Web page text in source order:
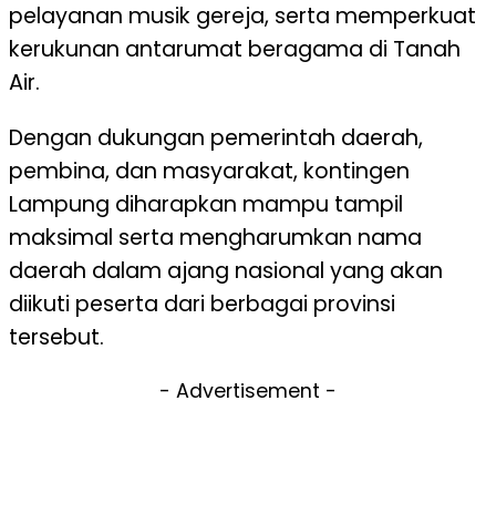
pelayanan musik gereja, serta memperkuat
kerukunan antarumat beragama di Tanah
Air.
Dengan dukungan pemerintah daerah,
pembina, dan masyarakat, kontingen
Lampung diharapkan mampu tampil
maksimal serta mengharumkan nama
daerah dalam ajang nasional yang akan
diikuti peserta dari berbagai provinsi
tersebut.
- Advertisement -